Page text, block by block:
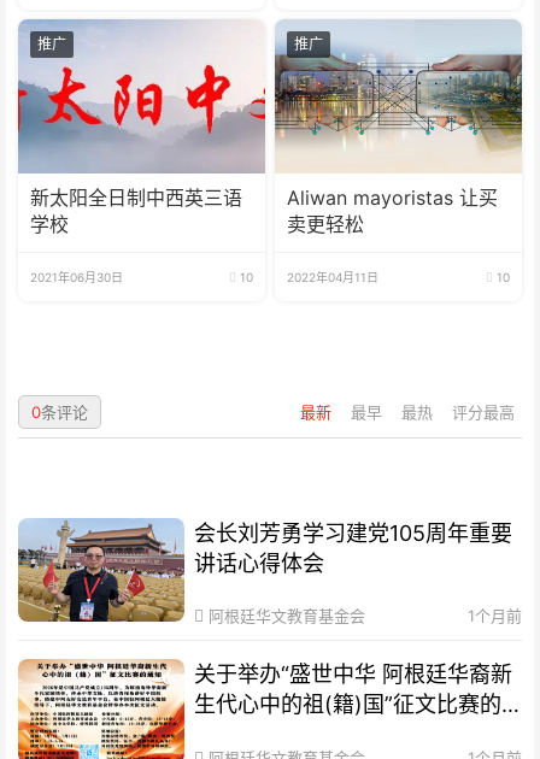
推广
新太阳全日制中西英三语
学校
2021年06月30日 10
推广
Aliwan mayoristas 让买
卖更轻松
2022年04月11日 10
最新 最早 最热 评分最高
0条评论
会长刘芳勇学习建党105周年重要
讲话心得体会
阿根廷华文教育基金会 1个月前
关于举办“盛世中华 阿根廷华裔新
生代心中的祖(籍)国”征文比赛的